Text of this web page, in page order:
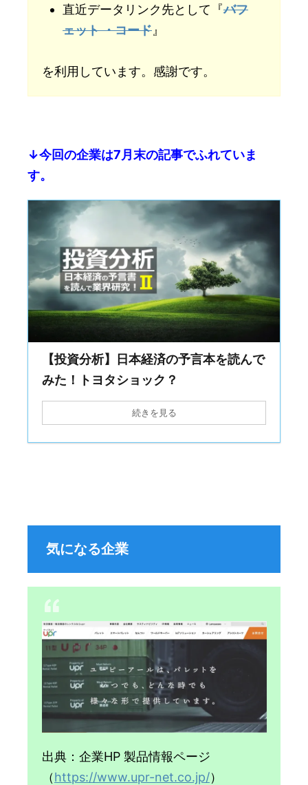
直近データリンク先として『バフ
ェット ・コード 』
を利用しています。感謝です。
↓今回の企業は7月末の記事でふれていま
す。
【投資分析】日本経済の予言本を読んで
みた！トヨタショック？
続きを見る
気になる企業
出典：企業HP 製品情報ページ
（https://www.upr-net.co.jp/）